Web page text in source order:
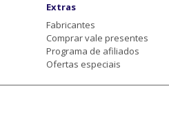
Extras
Fabricantes
Comprar vale presentes
Programa de afiliados
Ofertas especiais